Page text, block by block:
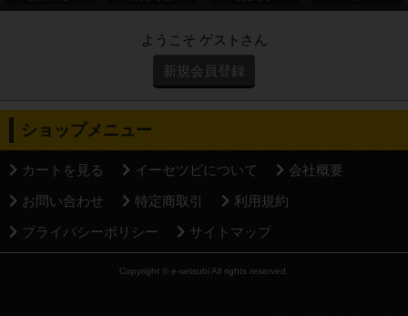
ようこそ ゲストさん
新規会員登録
ショップメニュー
カートを見る イーセツビについて
会社概要
お問い合わせ
特定商取引
利用規約
プライバシーポリシー
サイトマップ
Copyright © e-setsubi All rights reserved.